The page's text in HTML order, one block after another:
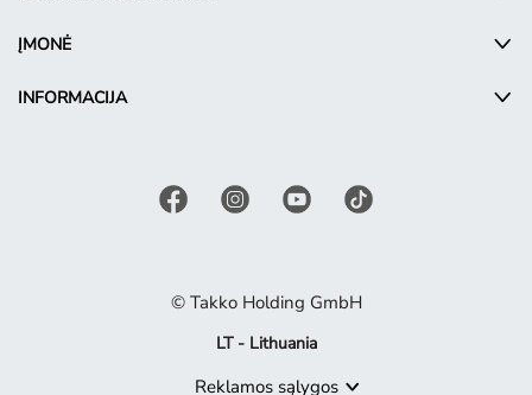
ĮMONĖ
INFORMACIJA
© Takko Holding GmbH
LT - Lithuania
Reklamos sąlygos